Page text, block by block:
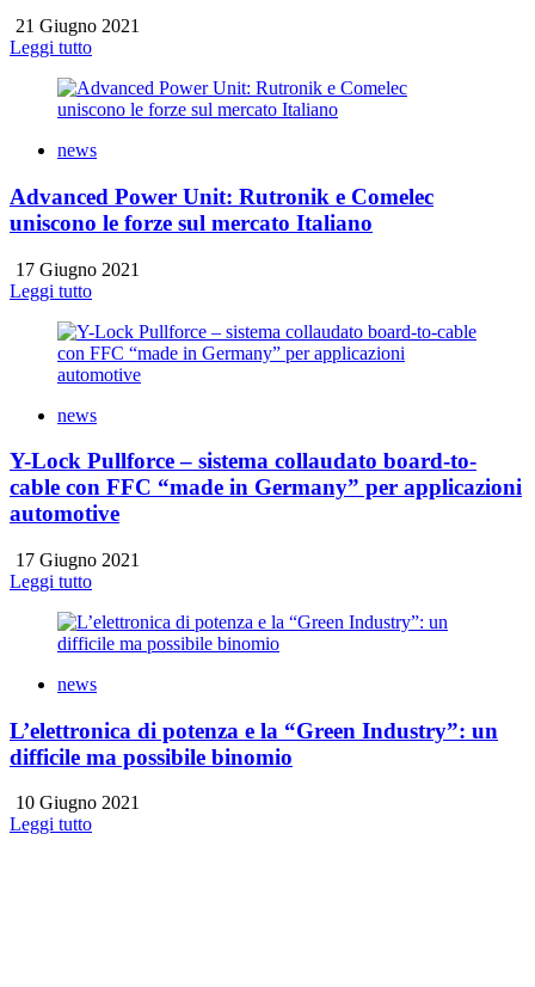
21 Giugno 2021
Leggi tutto
news
Advanced Power Unit: Rutronik e Comelec
uniscono le forze sul mercato Italiano
17 Giugno 2021
Leggi tutto
news
Y-Lock Pullforce – sistema collaudato board-to-
cable con FFC “made in Germany” per applicazioni
automotive
17 Giugno 2021
Leggi tutto
news
L’elettronica di potenza e la “Green Industry”: un
difficile ma possibile binomio
10 Giugno 2021
Leggi tutto